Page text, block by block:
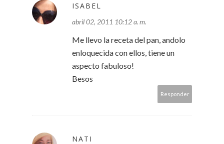
ISABEL
abril 02, 2011 10:12 a. m.
Me llevo la receta del pan, andolo
enloquecida con ellos, tiene un
aspecto fabuloso!
Besos
Responder
NATI